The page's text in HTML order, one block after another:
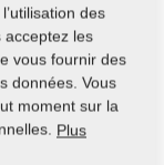
des
acceptez les
vous fournir des
données. Vous
moment sur la
Plus